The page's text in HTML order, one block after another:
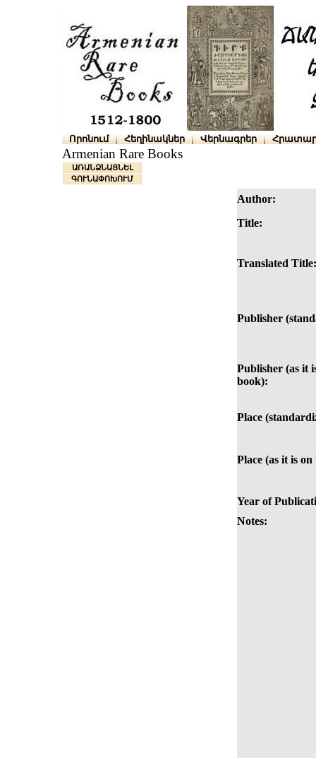
Որոնում Հեղինակներ Վերնագրեր
Armenian Rare Books
ԱՌԱՆՁՆԱՑՆԵԼ
ԳՈՒՆԱՓՈԽՈՒՄ
Author:
Title:
Translated Title:
Publisher
Publisher (as it
book):
Place
Place (as it is
Year of
Notes: